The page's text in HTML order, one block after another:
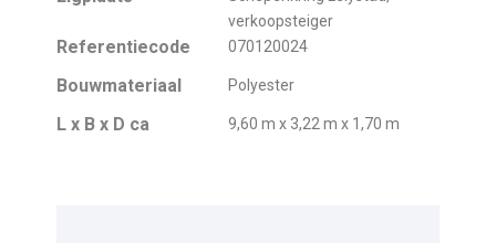
verkoopsteiger
Referentiecode 070120024
Bouwmateriaal Polyester
L x B x D ca 9,60 m x 3,22 m x 1,70 m